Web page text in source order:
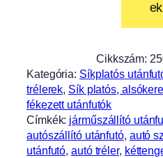
ek
Cikkszám:
Kategória: Síkplatós
trélerek Sík platós,
fékezett utánfutók
Címkék: járműszállító
autószállító utánfutó, autó
utánfutó , autó tréler,